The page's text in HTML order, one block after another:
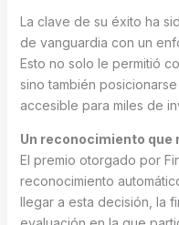
La clave de su éxito ha
de vanguardia con un
Esto no solo le permitió
sino también
accesible para miles de
Un reconocimiento que
El premio otorgado por
reconocimiento
llegar a esta decisión, la